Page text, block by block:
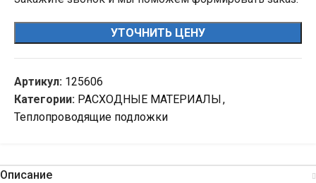
УТОЧНИТЬ ЦЕНУ
Артикул: 125606
Категории: РАСХОДНЫЕ МАТЕРИАЛЫ,
Теплопроводящие подложки
Описание